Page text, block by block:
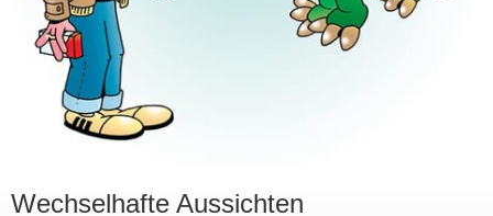
Wechselhafte Aussichten